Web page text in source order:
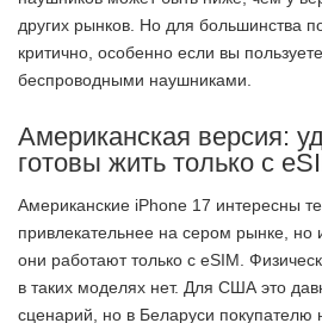
других рынков. Но для большинства
критично, особенно если вы
беспроводными наушниками.
Американская версия:
готовы жить только с
Американские iPhone 17 интересны
привлекательнее на сером рынке, но
они работают только с eSIM.
в таких моделях нет. Для США это
сценарий, но в Беларуси покупателю